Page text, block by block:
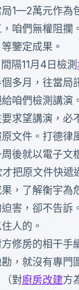
1—2萬元作為
咱們無權阻攔
鑒定成果。
11月4日檢測
多月，往當局
咱們檢測講演。
望講演，必不
文件。打德律
後就以電子文
把原文件快遞
，了解衡宇為
害，卻不告訴
人的。
房的相干手
，就沒有專門
對廚房改建方